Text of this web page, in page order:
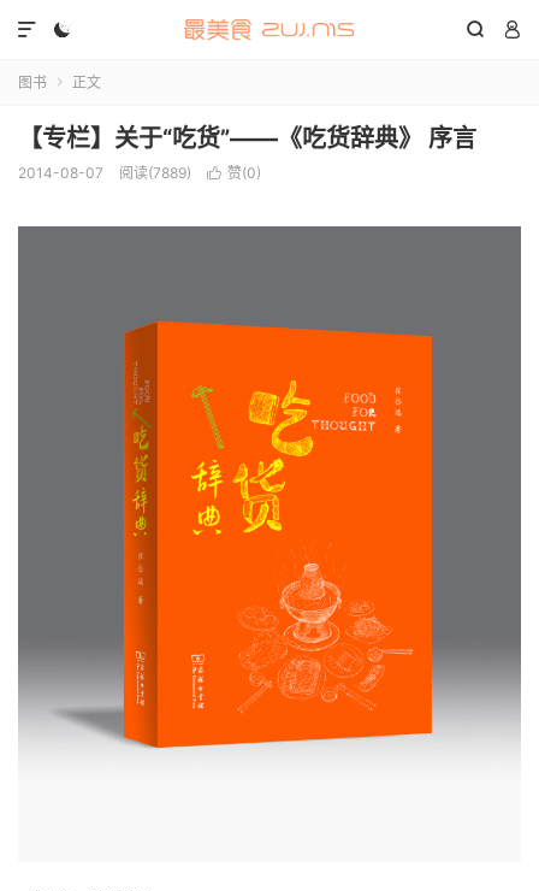
  

图书  正文
【专栏】关于“吃货”——《吃货辞典》 序言
2014-08-07 阅读(7889)  赞(0)